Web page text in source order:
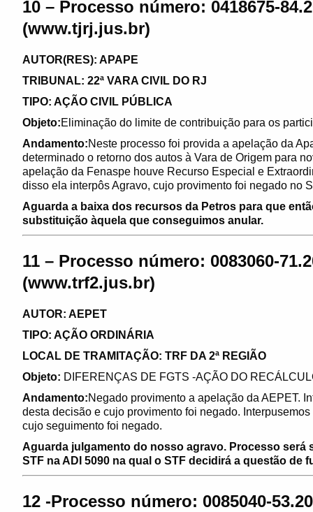
10 – Processo número: 0418675-
(www.tjrj.jus.br)
AUTOR(RES): APAPE
TRIBUNAL: 22ª VARA CIVIL DO RJ
TIPO: AÇÃO CIVIL PÚBLICA
Objeto:Eliminação do limite de contribuição para os
Andamento:Neste processo foi provida a apelação da
determinado o retorno dos autos à Vara de Origem para
apelação da Fenaspe houve Recurso Especial e
disso ela interpôs Agravo, cujo provimento foi negado no
Aguarda a baixa dos recursos da Petros para que
substituição àquela que conseguimos anular.
11 – Processo número: 0083060-
(www.trf2.jus.br)
AUTOR: AEPET
TIPO: AÇÃO ORDINÁRIA
LOCAL DE TRAMITAÇÃO: TRF DA 2ª REGIÃO
Objeto: DIFERENÇAS DE FGTS -AÇÃO DO
Andamento:Negado provimento a apelação da AEPET.
desta decisão e cujo provimento foi negado.
cujo seguimento foi negado.
Aguarda julgamento do nosso agravo. Processo será
STF na ADI 5090 na qual o STF decidirá a questão de
12 -Processo número: 0085040-